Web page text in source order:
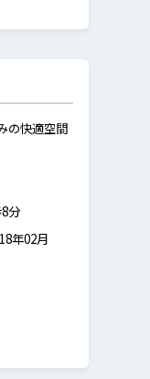
の快適空間
8分
年02月